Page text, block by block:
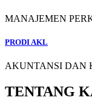
MANAJEMEN
PRODI AKL
AKUNTANSI DAN
TENTANG